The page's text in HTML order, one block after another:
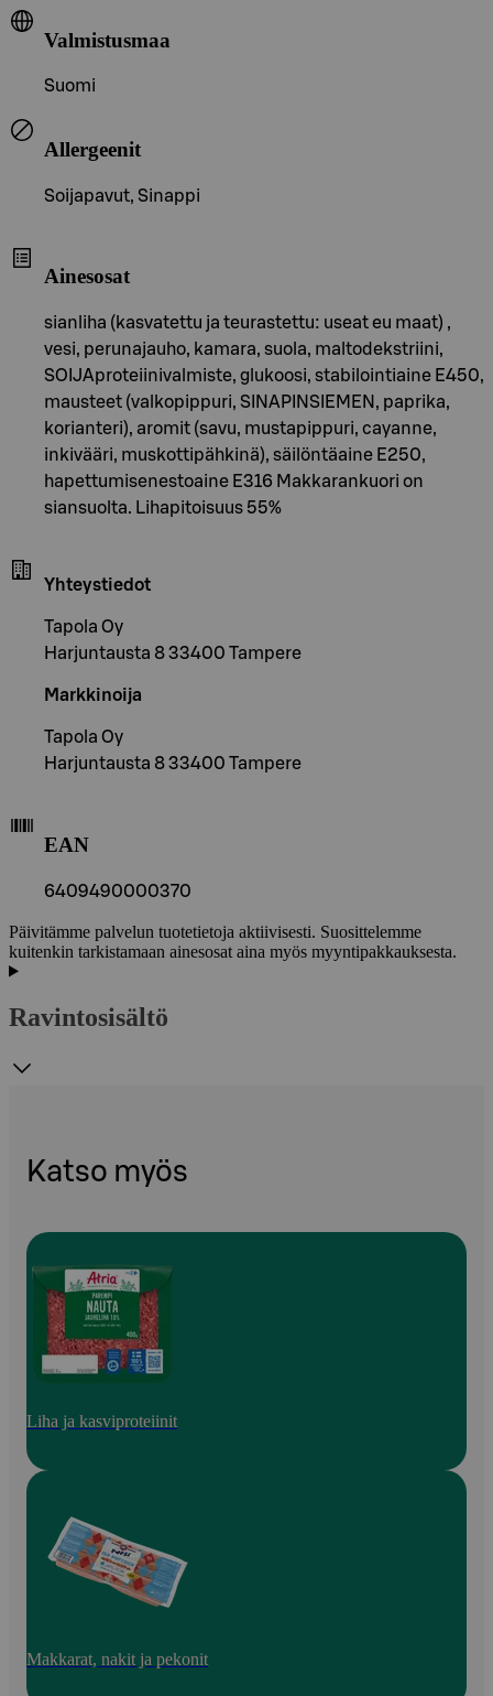
Valmistusmaa
Suomi
Allergeenit
Soijapavut, Sinappi
Ainesosat
sianliha (kasvatettu ja teurastettu: useat eu maat) ,
vesi, perunajauho, kamara, suola, maltodekstriini,
SOIJAproteiinivalmiste, glukoosi, stabilointiaine E450,
mausteet (valkopippuri, SINAPINSIEMEN, paprika,
korianteri), aromit (savu, mustapippuri, cayanne,
inkivääri, muskottipähkinä), säilöntäaine E250,
hapettumisenestoaine E316 Makkarankuori on
siansuolta. Lihapitoisuus 55%
Yhteystiedot
Tapola Oy
Harjuntausta 8 33400 Tampere
Markkinoija
Tapola Oy
Harjuntausta 8 33400 Tampere
EAN
6409490000370
Päivitämme palvelun tuotetietoja aktiivisesti. Suosittelemme
kuitenkin tarkistamaan ainesosat aina myös myyntipakkauksesta.
Ravintosisältö
Katso myös
Liha ja kasviproteiinit
Makkarat, nakit ja pekonit